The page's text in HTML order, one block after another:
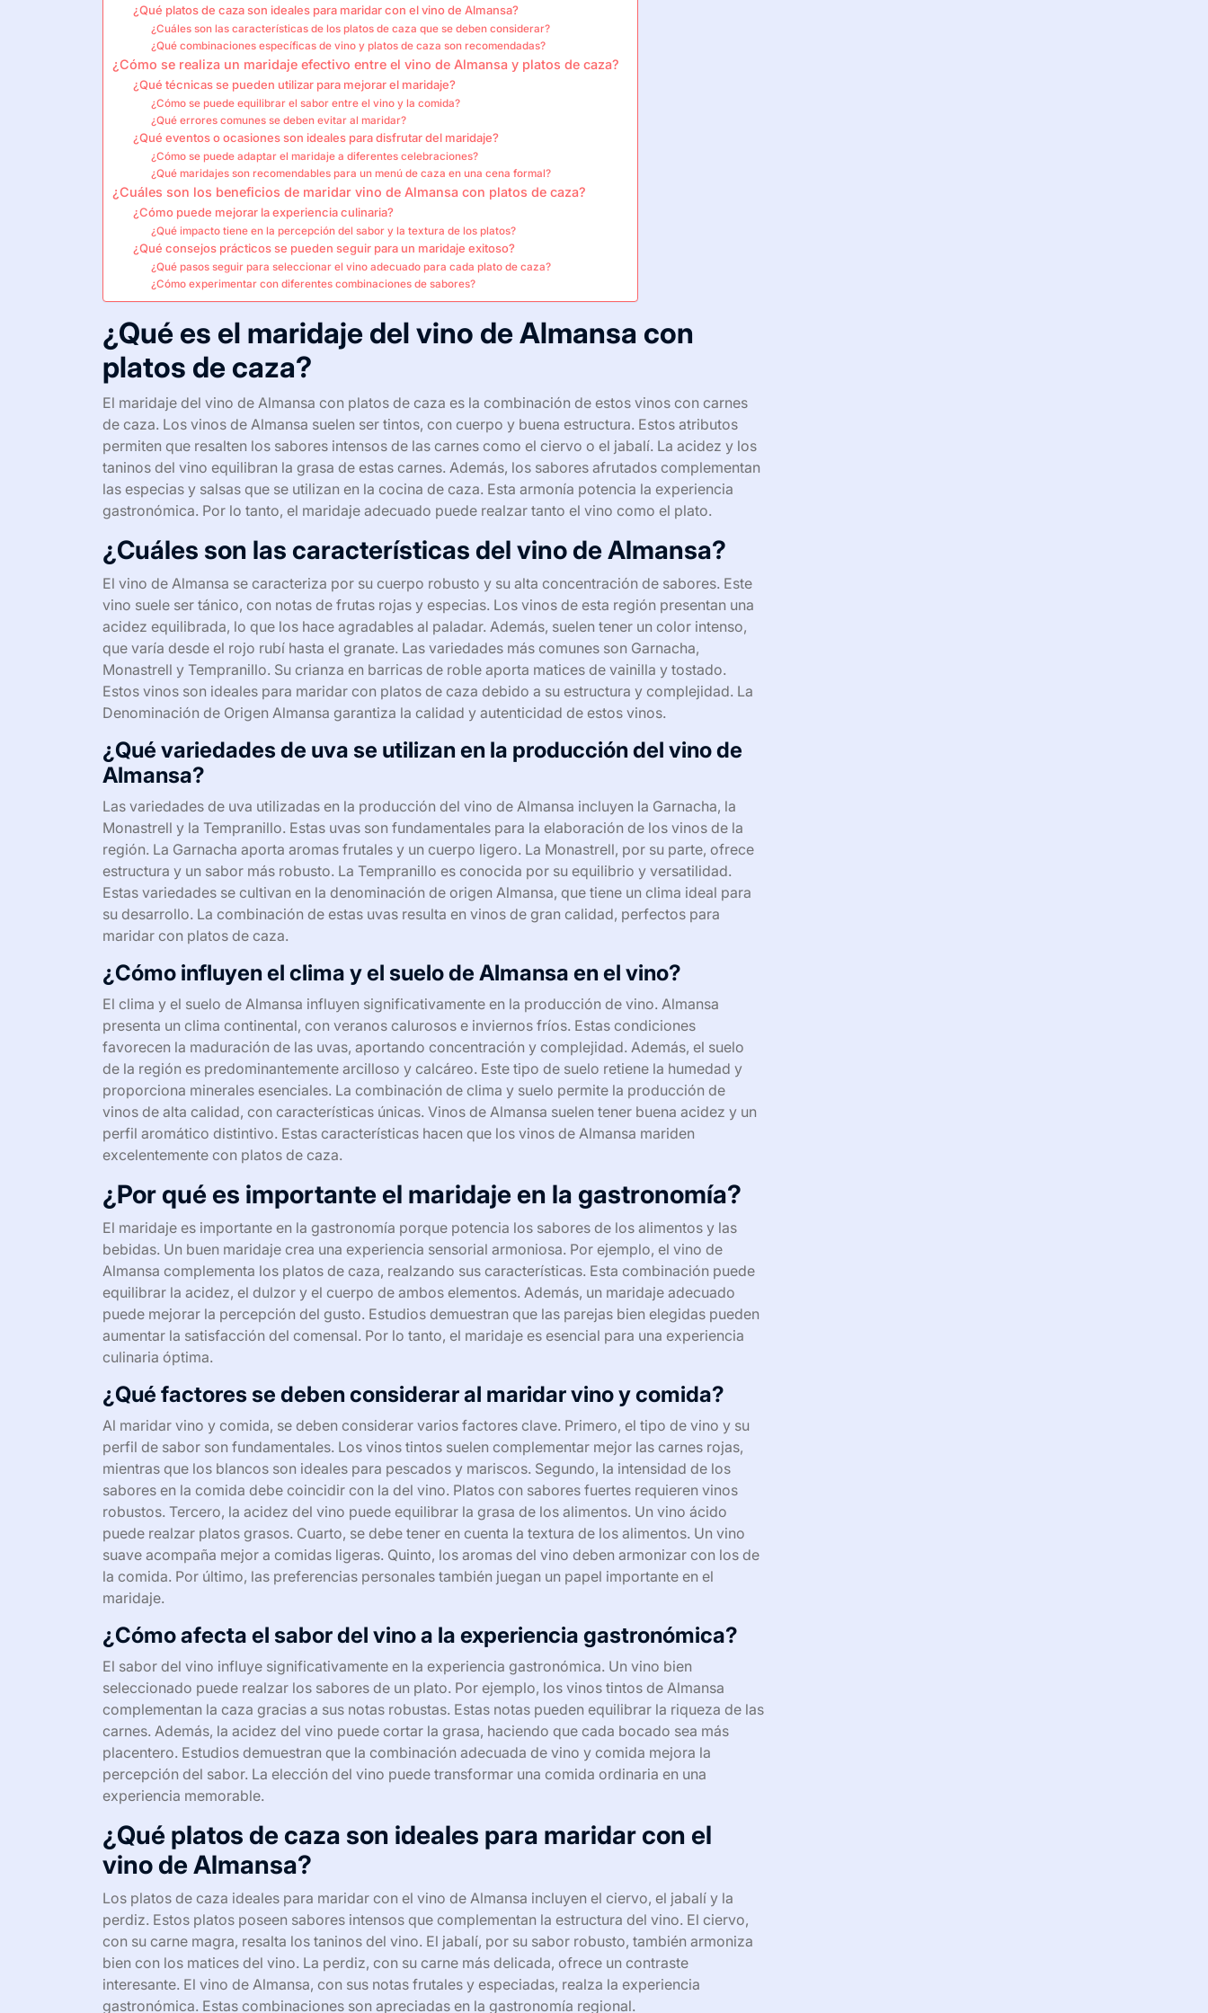
¿Qué platos de caza son ideales para maridar con el vino de Almansa?
¿Cuáles son las características de los platos de caza que se deben considerar?
¿Qué combinaciones específicas de vino y platos de caza son recomendadas?
¿Cómo se realiza un maridaje efectivo entre el vino de Almansa y platos de caza?
¿Qué técnicas se pueden utilizar para mejorar el maridaje?
¿Cómo se puede equilibrar el sabor entre el vino y la comida?
¿Qué errores comunes se deben evitar al maridar?
¿Qué eventos o ocasiones son ideales para disfrutar del maridaje?
¿Cómo se puede adaptar el maridaje a diferentes celebraciones?
¿Qué maridajes son recomendables para un menú de caza en una cena formal?
¿Cuáles son los beneficios de maridar vino de Almansa con platos de caza?
¿Cómo puede mejorar la experiencia culinaria?
¿Qué impacto tiene en la percepción del sabor y la textura de los platos?
¿Qué consejos prácticos se pueden seguir para un maridaje exitoso?
¿Qué pasos seguir para seleccionar el vino adecuado para cada plato de caza?
¿Cómo experimentar con diferentes combinaciones de sabores?
¿Qué es el maridaje del vino de Almansa con
platos de caza?
El maridaje del vino de Almansa con platos de caza es la combinación de estos vinos con carnes
de caza. Los vinos de Almansa suelen ser tintos, con cuerpo y buena estructura. Estos atributos
permiten que resalten los sabores intensos de las carnes como el ciervo o el jabalí. La acidez y los
taninos del vino equilibran la grasa de estas carnes. Además, los sabores afrutados complementan
las especias y salsas que se utilizan en la cocina de caza. Esta armonía potencia la experiencia
gastronómica. Por lo tanto, el maridaje adecuado puede realzar tanto el vino como el plato.
¿Cuáles son las características del vino de Almansa?
El vino de Almansa se caracteriza por su cuerpo robusto y su alta concentración de sabores. Este
vino suele ser tánico, con notas de frutas rojas y especias. Los vinos de esta región presentan una
acidez equilibrada, lo que los hace agradables al paladar. Además, suelen tener un color intenso,
que varía desde el rojo rubí hasta el granate. Las variedades más comunes son Garnacha,
Monastrell y Tempranillo. Su crianza en barricas de roble aporta matices de vainilla y tostado.
Estos vinos son ideales para maridar con platos de caza debido a su estructura y complejidad. La
Denominación de Origen Almansa garantiza la calidad y autenticidad de estos vinos.
¿Qué variedades de uva se utilizan en la producción del vino de
Almansa?
Las variedades de uva utilizadas en la producción del vino de Almansa incluyen la Garnacha, la
Monastrell y la Tempranillo. Estas uvas son fundamentales para la elaboración de los vinos de la
región. La Garnacha aporta aromas frutales y un cuerpo ligero. La Monastrell, por su parte, ofrece
estructura y un sabor más robusto. La Tempranillo es conocida por su equilibrio y versatilidad.
Estas variedades se cultivan en la denominación de origen Almansa, que tiene un clima ideal para
su desarrollo. La combinación de estas uvas resulta en vinos de gran calidad, perfectos para
maridar con platos de caza.
¿Cómo influyen el clima y el suelo de Almansa en el vino?
El clima y el suelo de Almansa influyen significativamente en la producción de vino. Almansa
presenta un clima continental, con veranos calurosos e inviernos fríos. Estas condiciones
favorecen la maduración de las uvas, aportando concentración y complejidad. Además, el suelo
de la región es predominantemente arcilloso y calcáreo. Este tipo de suelo retiene la humedad y
proporciona minerales esenciales. La combinación de clima y suelo permite la producción de
vinos de alta calidad, con características únicas. Vinos de Almansa suelen tener buena acidez y un
perfil aromático distintivo. Estas características hacen que los vinos de Almansa mariden
excelentemente con platos de caza.
¿Por qué es importante el maridaje en la gastronomía?
El maridaje es importante en la gastronomía porque potencia los sabores de los alimentos y las
bebidas. Un buen maridaje crea una experiencia sensorial armoniosa. Por ejemplo, el vino de
Almansa complementa los platos de caza, realzando sus características. Esta combinación puede
equilibrar la acidez, el dulzor y el cuerpo de ambos elementos. Además, un maridaje adecuado
puede mejorar la percepción del gusto. Estudios demuestran que las parejas bien elegidas pueden
aumentar la satisfacción del comensal. Por lo tanto, el maridaje es esencial para una experiencia
culinaria óptima.
¿Qué factores se deben considerar al maridar vino y comida?
Al maridar vino y comida, se deben considerar varios factores clave. Primero, el tipo de vino y su
perfil de sabor son fundamentales. Los vinos tintos suelen complementar mejor las carnes rojas,
mientras que los blancos son ideales para pescados y mariscos. Segundo, la intensidad de los
sabores en la comida debe coincidir con la del vino. Platos con sabores fuertes requieren vinos
robustos. Tercero, la acidez del vino puede equilibrar la grasa de los alimentos. Un vino ácido
puede realzar platos grasos. Cuarto, se debe tener en cuenta la textura de los alimentos. Un vino
suave acompaña mejor a comidas ligeras. Quinto, los aromas del vino deben armonizar con los de
la comida. Por último, las preferencias personales también juegan un papel importante en el
maridaje.
¿Cómo afecta el sabor del vino a la experiencia gastronómica?
El sabor del vino influye significativamente en la experiencia gastronómica. Un vino bien
seleccionado puede realzar los sabores de un plato. Por ejemplo, los vinos tintos de Almansa
complementan la caza gracias a sus notas robustas. Estas notas pueden equilibrar la riqueza de las
carnes. Además, la acidez del vino puede cortar la grasa, haciendo que cada bocado sea más
placentero. Estudios demuestran que la combinación adecuada de vino y comida mejora la
percepción del sabor. La elección del vino puede transformar una comida ordinaria en una
experiencia memorable.
¿Qué platos de caza son ideales para maridar con el
vino de Almansa?
Los platos de caza ideales para maridar con el vino de Almansa incluyen el ciervo, el jabalí y la
perdiz. Estos platos poseen sabores intensos que complementan la estructura del vino. El ciervo,
con su carne magra, resalta los taninos del vino. El jabalí, por su sabor robusto, también armoniza
bien con los matices del vino. La perdiz, con su carne más delicada, ofrece un contraste
interesante. El vino de Almansa, con sus notas frutales y especiadas, realza la experiencia
gastronómica. Estas combinaciones son apreciadas en la gastronomía regional.